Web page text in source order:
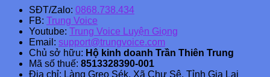
SĐT/Zalo: 0868.738.434
FB:
Trung Voice
Youtube:
Trung Voice Luyện Giọng
Email: support@trungvoice.com
Chủ sở hữu: Hộ kinh doanh Trần Thiên Trung
Mã số thuế: 8513328390-001
Địa chỉ: Làng Greo Sék, Xã Chư Sê, Tỉnh Gia Lai